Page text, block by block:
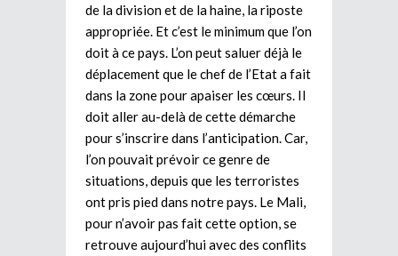
de la division et de la haine, la riposte
appropriée. Et c’est le minimum que l’on
doit à ce pays. L’on peut saluer déjà le
déplacement que le chef de l’Etat a fait
dans la zone pour apaiser les cœurs. Il
doit aller au-delà de cette démarche
pour s’inscrire dans l’anticipation. Car,
l’on pouvait prévoir ce genre de
situations, depuis que les terroristes
ont pris pied dans notre pays. Le Mali,
pour n’avoir pas fait cette option, se
retrouve aujourd’hui avec des conflits